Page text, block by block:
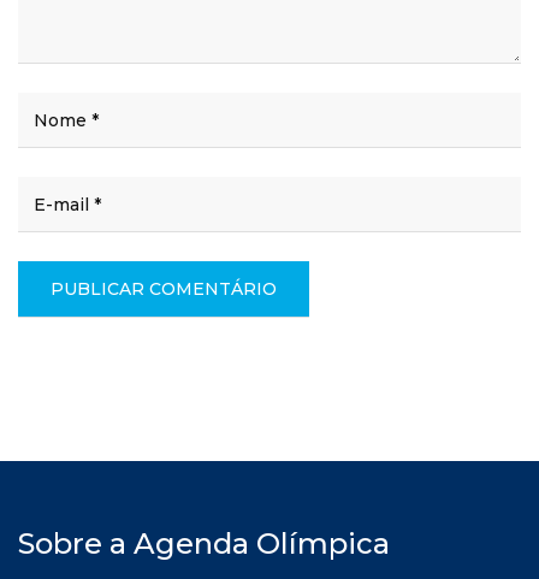
Sobre a Agenda Olímpica